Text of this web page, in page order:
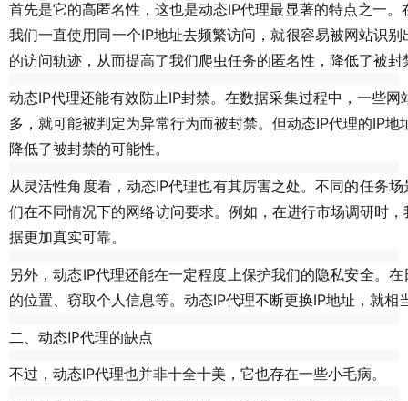
首先是它的高匿名性，这也是动态IP代理最显著的特点之一
我们一直使用同一个IP地址去频繁访问，就很容易被网站识
的访问轨迹，从而提高了我们爬虫任务的匿名性，降低了被封
动态IP代理还能有效防止IP封禁。在数据采集过程中，一些
多，就可能被判定为异常行为而被封禁。但动态IP代理的IP
降低了被封禁的可能性。
从灵活性角度看，动态IP代理也有其厉害之处。不同的任务
们在不同情况下的网络访问要求。例如，在进行市场调研时
据更加真实可靠。
另外，动态IP代理还能在一定程度上保护我们的隐私安全。
的位置、窃取个人信息等。动态IP代理不断更换IP地址，就
二、动态IP代理的缺点
不过，动态IP代理也并非十全十美，它也存在一些小毛病。